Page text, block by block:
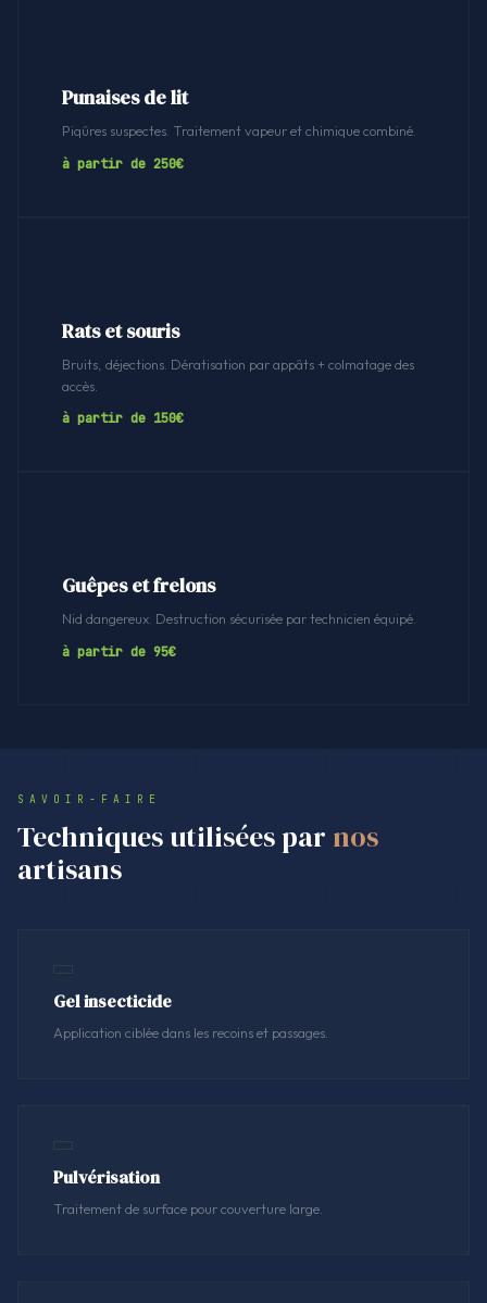
Punaises de lit
Piqûres suspectes. Traitement vapeur et chimique combiné.
à partir de 250€
Rats et souris
Bruits, déjections. Dératisation par appâts + colmatage des
accès.
à partir de 150€
Guêpes et frelons
Nid dangereux. Destruction sécurisée par technicien équipé.
à partir de 95€
SAVOIR-FAIRE
Techniques utilisées par nos
artisans
Gel insecticide
Application ciblée dans les recoins et passages.
Pulvérisation
Traitement de surface pour couverture large.